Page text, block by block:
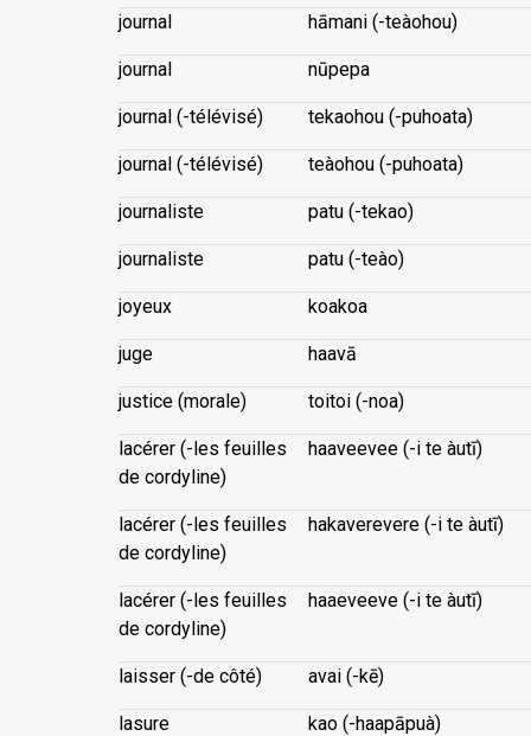
journal hāmani (-teàohou)
journal nūpepa
journal (-télévisé) tekaohou (-puhoata)
journal (-télévisé) teàohou (-puhoata)
journaliste patu (-tekao)
journaliste patu (-teào)
joyeux koakoa
juge haavā
justice (morale) toitoi (-noa)
lacérer (-les feuilles
de cordyline)
haaveevee (-i te àutī)
lacérer (-les feuilles
de cordyline)
hakaverevere (-i te àutī)
lacérer (-les feuilles
de cordyline)
haaeveeve (-i te àutī)
laisser (-de côté) avai (-kē)
lasure kao (-haapāpuà)